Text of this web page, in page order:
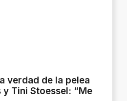
verdad de la pelea
Tini Stoessel: “Me